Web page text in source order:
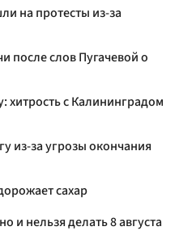
на протесты из-за
после слов Пугачевой о
хитрость с Калининградом
из-за угрозы окончания
сахар
и нельзя делать 8 августа